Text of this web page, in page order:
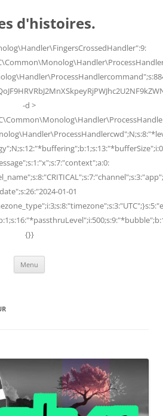
d'histoires.
-d >
01-01
{}}
Menu